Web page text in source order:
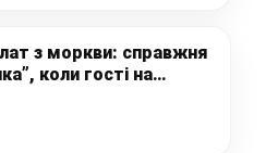
з моркви: справжня
коли гості на
смачного і швидкого